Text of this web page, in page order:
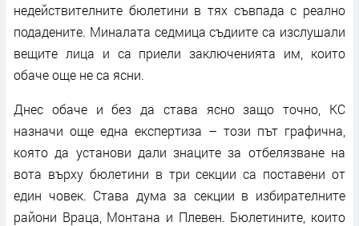
недействителните бюлетини в тях съвпада с реално
подадените. Миналата седмица съдиите са изслушали
вещите лица и са приели заключенията им, които
обаче още не са ясни.
Днес обаче и без да става ясно защо точно, КС
назначи още една експертиза – този път графична,
която да установи дали знаците за отбелязване на
вота върху бюлетини в три секции са поставени от
един човек. Става дума за секции в избирателните
райони Враца, Монтана и Плевен. Бюлетините, които